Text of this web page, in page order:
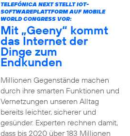
TELEFÓNICA NEXT STELLT IOT-
SOFTWAREPLATTFORM AUF MOBILE
WORLD CONGRESS VOR:
Mit „Geeny“ kommt
das Internet der
Dinge zum
Endkunden
Millionen Gegenstände machen
durch ihre smarten Funktionen und
Vernetzungen unseren Alltag
bereits leichter, sicherer und
gesünder. Experten rechnen damit,
dass bis 2020 über 183 Millionen